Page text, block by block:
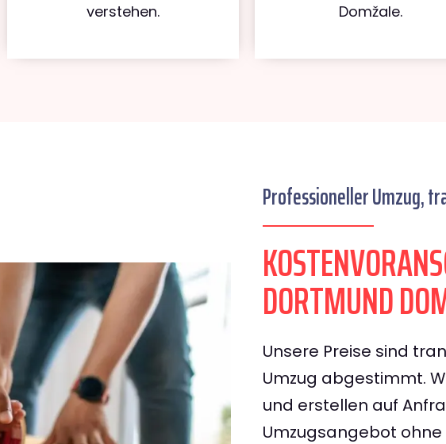
verstehen.
Domžale.
Professioneller Umzug,
DORTMUND
Unsere Preise sind
Umzug abgestimmt.
und erstellen auf
Umzugsangebot